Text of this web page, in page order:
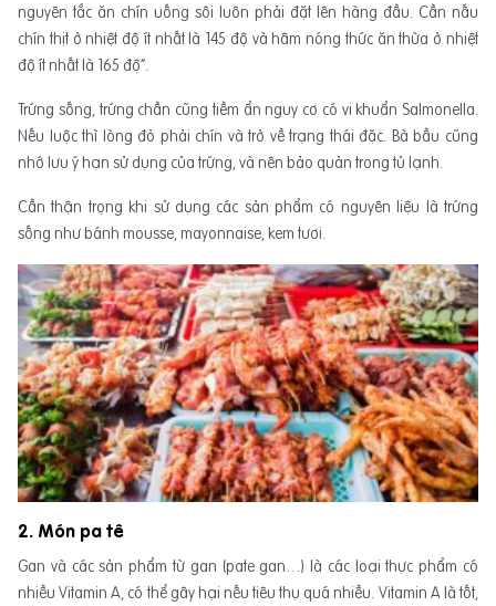
nguyên tắc ăn chín uống sôi luôn phải đặt lên hàng đầu. Cần nấu
chín thịt ở nhiệt độ ít nhất là 145 độ và hâm nóng thức ăn thừa ở nhiệt
độ ít nhất là 165 độ”.
Trứng sống, trứng chần cũng tiềm ẩn nguy cơ có vi khuẩn Salmonella.
Nếu luộc thì lòng đỏ phải chín và trở về trạng thái đặc. Bà bầu cũng
nhớ lưu ý hạn sử dụng của trứng, và nên bảo quản trong tủ lạnh.
Cần thận trọng khi sử dụng các sản phẩm có nguyên liệu là trứng
sống như bánh mousse, mayonnaise, kem tươi.
2. Món pa tê
Gan và các sản phẩm từ gan (pate gan…) là các loại thực phẩm có
nhiều Vitamin A, có thể gây hại nếu tiêu thụ quá nhiều. Vitamin A là tốt,